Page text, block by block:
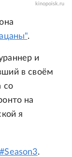
kinopoisk.ru
.
и
в своём
со
на
я
#Season3.